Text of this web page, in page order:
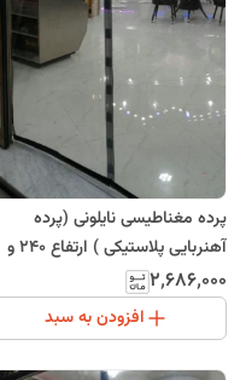
پرده مغناطیسی نایلونی (پرده
آهنربایی پلاستیکی ) ارتفاع 240 و
عرض 80
۲٬۶۸۶٬۰۰۰
افزودن به سبد